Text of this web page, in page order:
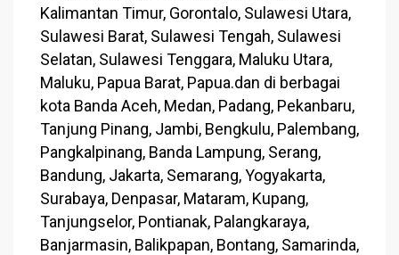
Kalimantan Timur, Gorontalo, Sulawesi Utara,
Sulawesi Barat, Sulawesi Tengah, Sulawesi
Selatan, Sulawesi Tenggara, Maluku Utara,
Maluku, Papua Barat, Papua.dan di berbagai
kota Banda Aceh, Medan, Padang, Pekanbaru,
Tanjung Pinang, Jambi, Bengkulu, Palembang,
Pangkalpinang, Banda Lampung, Serang,
Bandung, Jakarta, Semarang, Yogyakarta,
Surabaya, Denpasar, Mataram, Kupang,
Tanjungselor, Pontianak, Palangkaraya,
Banjarmasin, Balikpapan, Bontang, Samarinda,